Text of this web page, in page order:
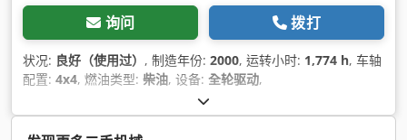
询问 拨打
状况: 良好（使用过） , 制造年份: 2000, 运转小时: 1,774 h, 车轴
配置: 4x4, 燃油类型: 柴油, 设备: 全轮驱动,